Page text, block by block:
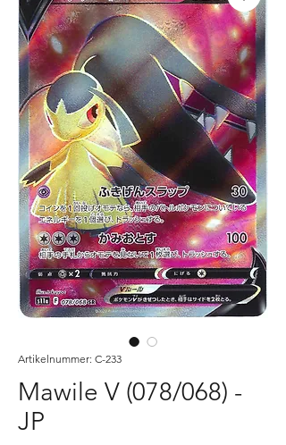
Artikelnummer: C-233
Mawile V (078/068) -
JP